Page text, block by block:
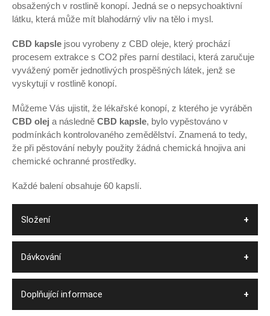
obsažených v rostlině konopí. Jedná se o nepsychoaktivní
látku, která může mít blahodárný vliv na tělo i mysl.
CBD kapsle jsou vyrobeny z CBD oleje, který prochází
procesem extrakce s CO2 přes parní destilaci, která zaručuje
vyvážený poměr jednotlivých prospěšných látek, jenž se
vyskytují v rostlině konopí.
Můžeme Vás ujistit, že lékařské konopí, z kterého je vyráběn
CBD olej a následně CBD kapsle, bylo vypěstováno v
podmínkách kontrolovaného zemědělství. Znamená to tedy,
že při pěstování nebyly použity žádná chemická hnojiva ani
chemické ochranné prostředky.
Každé balení obsahuje 60 kapslí.
Složení
Dávkování
Doplňující informace